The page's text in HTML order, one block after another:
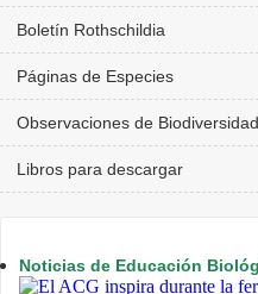
Boletín Rothschildia
Páginas de Especies
Observaciones de Biodiversidad
Libros para descargar
Noticias de Educación